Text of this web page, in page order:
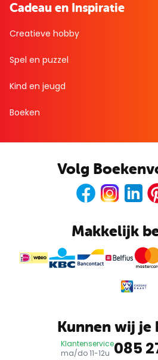
Cadeau en Inspiratie
Creatieve hobby
Spel en puzzel
Kind en jeugd
Boeken
Volg
Facebook
Makkelijk
Kunnen wij je
Klantenservice
ma/do 11-12u 085